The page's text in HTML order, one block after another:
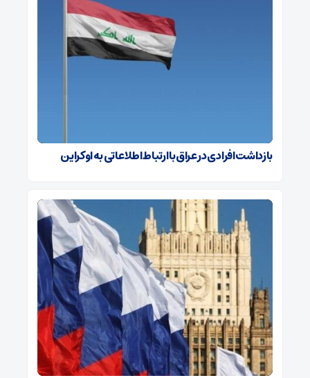
بازداشت افرادی در عراق با ارتباط اطلاعاتی به اوکراین